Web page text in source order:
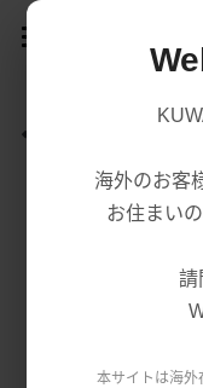
海外のお客
お住まい
請
本サイトは海外
熱賣商品
賣場/商城
關於我們
腸胃益生菌/保